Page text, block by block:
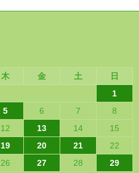
木 金 土
日
1
5 6 7
8
12 13 14
15
19 20 21
22
26 27 28
29